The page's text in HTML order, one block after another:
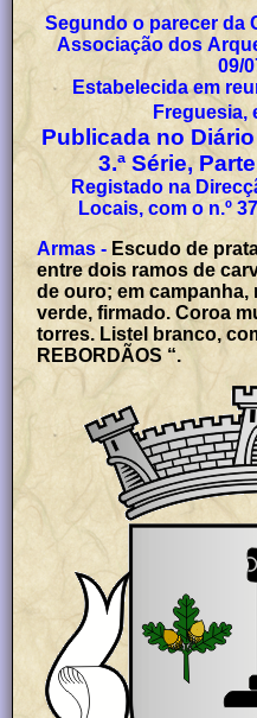
Segundo o parecer da
Associação dos
09/
Estabelecida em
Freguesia,
Publicada no
3.ª Série,
Registado na
Locais, com o n.º
Armas - Escudo de
entre dois ramos de
de ouro; em
verde, firmado. Coroa
torres. Listel branco,
REBORDÃOS “.